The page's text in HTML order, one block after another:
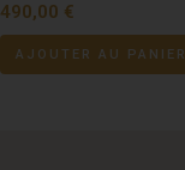
490,00 €
AJOUTER AU PANIER